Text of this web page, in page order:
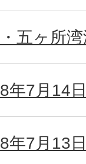
五ヶ所
年7月14
年7月13